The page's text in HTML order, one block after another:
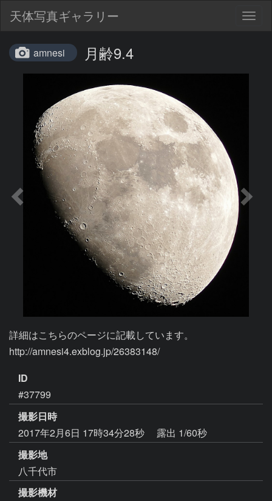
天体写真ギャラリー
amnesi 月齢9.4
詳細はこちらのページに記載しています。
http://amnesi4.exblog.jp/26383148/
ID
#37799
撮影日時
2017年2月6日 17時34分28秒
露出 1/60秒
撮影地
八千代市
撮影機材